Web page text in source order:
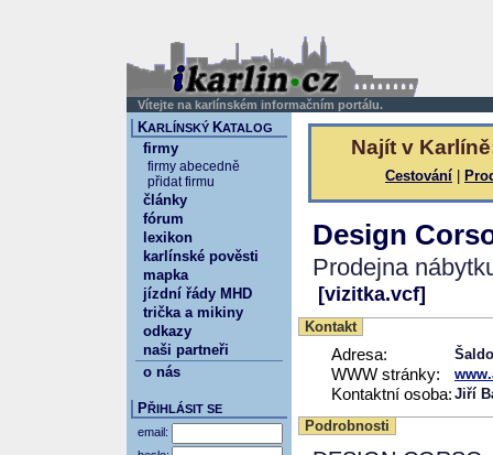
Vítejte na karlínském informačním portálu.
Najít v
Cestování
Design
Prodejna
[vizitka.vcf]
Kontakt
Adresa:
WWW stránky:
Kontaktní osoba: Jiří
Podrobnosti
KARLÍNSKÝ KATALOG
firmy
firmy abecedně
přidat firmu
články
fórum
lexikon
karlínské pověsti
mapka
jízdní řády MHD
trička a mikiny
odkazy
naši partneři
o nás
PŘIHLÁSIT SE
email: